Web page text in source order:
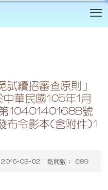
試續招審查原則」
華民國105年1月
1040140168B號
布令影本(含附件)1
03-02 | 點閱數： 689